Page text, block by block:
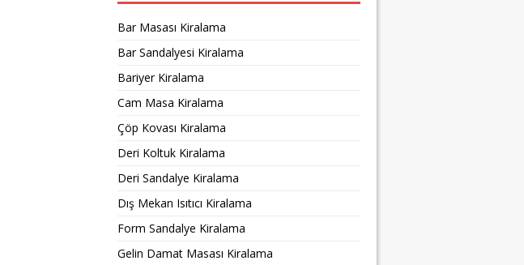
Bar Masası Kiralama
Bar Sandalyesi Kiralama
Bariyer Kiralama
Cam Masa Kiralama
Çöp Kovası Kiralama
Deri Koltuk Kiralama
Deri Sandalye Kiralama
Dış Mekan Isıtıcı Kiralama
Form Sandalye Kiralama
Gelin Damat Masası Kiralama